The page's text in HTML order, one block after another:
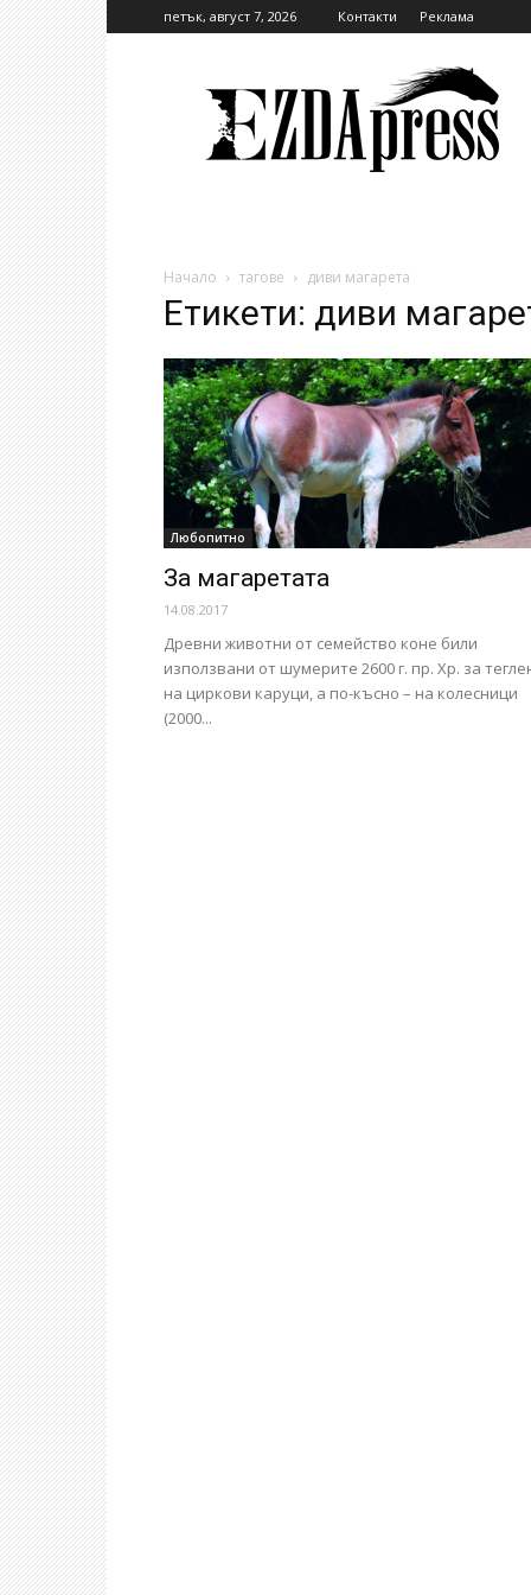
петък, август 7, 2026 Контакти Реклама
Начало тагове диви магарета
Етикети: диви
Любопитно
За магаретата
14.08.2017
Древни животни от семейство коне били
използвани от шумерите 2600 г. пр. Хр. за
на циркови каруци, а по-късно – на колесници
(2000...